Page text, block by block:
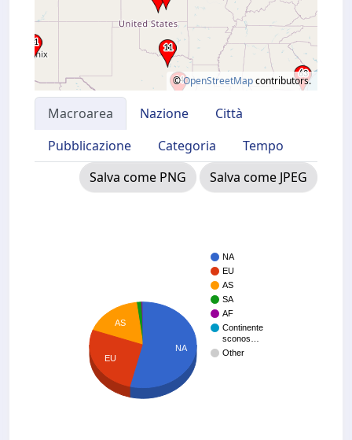
©OpenStreetMapcontributors.
Macroarea Nazione
Città
Pubblicazione
Categoria
Tempo
Salva come PNG
Salva come JPEG
NA
EU
AS
SA
AF
Continente
sconos…
Other
AS
EU
NA